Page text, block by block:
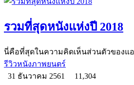
รวมที่สุดหนังแห่งปี 2018
นี่คือที่สุดในความคิดเห็นส่วนตัวของแ
รีวิวหนังภาพยนตร์
31 ธันวาคม 2561
11,304